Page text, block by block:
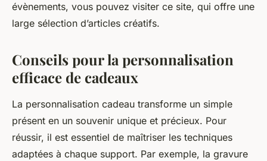
évènements, vous pouvez visiter ce site, qui offre une
large sélection d’articles créatifs.
Conseils pour la personnalisation
efficace de cadeaux
La personnalisation cadeau transforme un simple
présent en un souvenir unique et précieux. Pour
réussir, il est essentiel de maîtriser les techniques
adaptées à chaque support. Par exemple, la gravure